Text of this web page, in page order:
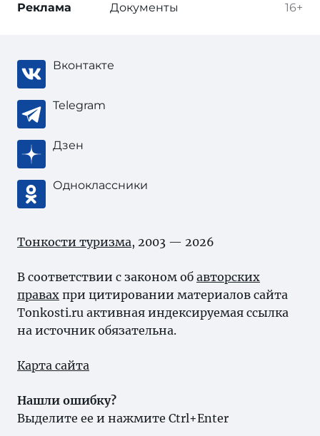
16+
Реклама Документы
Вконтакте
Telegram
Дзен
Одноклассники
Тонкости туризма, 2003 — 2026
В соответствии с законом об авторских
правах при цитировании материалов сайта
Tonkosti.ru активная индексируемая ссылка
на источник обязательна.
Карта сайта
Нашли ошибку?
Выделите ее и нажмите Ctrl+Enter